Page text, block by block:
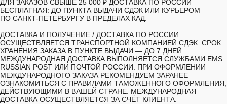
ДЛЯ ЗАКАЗОВ СВЫШЕ 25 000 ₽ ДОСТАВКА ПО РОССИИ
БЕСПЛАТНАЯ: ДО ПУНКТА ВЫДАЧИ СДЭК ИЛИ КУРЬЕРОМ
ПО САНКТ-ПЕТЕРБУРГУ В ПРЕДЕЛАХ КАД.
ДОСТАВКА И ПОЛУЧЕНИЕ / ДОСТАВКА ПО РОССИИ
ОСУЩЕСТВЛЯЕТСЯ ТРАНСПОРТНОЙ КОМПАНИЕЙ СДЭК. СРОК
ХРАНЕНИЯ ЗАКАЗА В ПУНКТЕ ВЫДАЧИ — ДО 7 ДНЕЙ.
МЕЖДУНАРОДНАЯ ДОСТАВКА ВЫПОЛНЯЕТСЯ СЛУЖБАМИ EMS
RUSSIAN POST ИЛИ ПОЧТОЙ РОССИИ. ПРИ ОФОРМЛЕНИИ
МЕЖДУНАРОДНОГО ЗАКАЗА РЕКОМЕНДУЕМ ЗАРАНЕЕ
ОЗНАКОМИТЬСЯ С ПРАВИЛАМИ ТАМОЖЕННОГО ОФОРМЛЕНИЯ,
ДЕЙСТВУЮЩИМИ В ВАШЕЙ СТРАНЕ. МЕЖДУНАРОДНАЯ
ДОСТАВКА ОСУЩЕСТВЛЯЕТСЯ ЗА СЧЁТ КЛИЕНТА.